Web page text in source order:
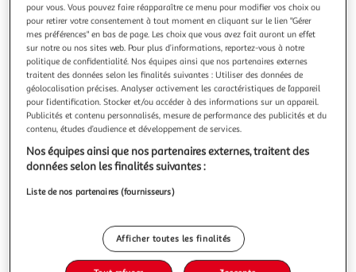
VIDAXL
Armoire a vitrine Gris beton 82,5x30,5x185,5 cm Bois
ingenierie
Cette armoire a vitrine, au design epure et altique, se veut
un supplement decoratif et pratique a votre decoration
interieure existante. L'armoire a vitrine est fabriquee en bois
d'ingenierie de qualite, qui assure sa robustesse et sa
durabilite. Conçue avec 5 compartiments spacieux et 2
portes, la
En savoir +
Vous voulez connaître le prix de ce produit ?
Afficher le prix
pour vous. Vous pouvez faire réapparaître ce menu pour modifier vos choix ou
pour retirer votre consentement à tout moment en cliquant sur le lien "Gérer
mes préférences" en bas de page. Les choix que vous avez fait auront un effet
sur notre ou nos sites web. Pour plus d’informations, reportez-vous à notre
politique de confidentialité. Nos équipes ainsi que nos partenaires externes
traitent des données selon les finalités suivantes : Utiliser des données de
géolocalisation précises. Analyser activement les caractéristiques de l’appareil
pour l’identification. Stocker et/ou accéder à des informations sur un appareil.
Publicités et contenu personnalisés, mesure de performance des publicités et du
contenu, études d’audience et développement de services.
Nos équipes ainsi que nos partenaires externes, traitent des
données selon les finalités suivantes :
Liste de nos partenaires (fournisseurs)
Afficher toutes les finalités